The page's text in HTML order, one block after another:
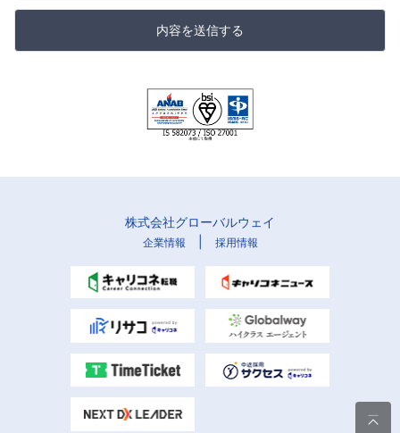
内容を送信する
株式会社グローバルウェイ
企業情報 採用情報
